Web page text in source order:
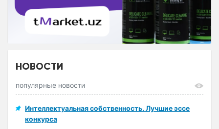
НОВОСТИ
популярные новости
Интеллектуальная собственность. Лучшие эссе
конкурса